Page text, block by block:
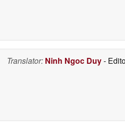
Translator: Ninh Ngoc Duy-